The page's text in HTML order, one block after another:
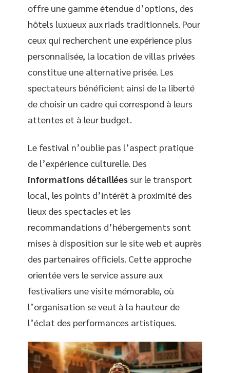
offre une gamme étendue d’options, des
hôtels luxueux aux riads traditionnels. Pour
ceux qui recherchent une expérience plus
personnalisée, la location de villas privées
constitue une alternative prisée. Les
spectateurs bénéficient ainsi de la liberté
de choisir un cadre qui correspond à leurs
attentes et à leur budget.
Le festival n’oublie pas l’aspect pratique
de l’expérience culturelle. Des
informations détaillées sur le transport
local, les points d’intérêt à proximité des
lieux des spectacles et les
recommandations d’hébergements sont
mises à disposition sur le site web et auprès
des partenaires officiels. Cette approche
orientée vers le service assure aux
festivaliers une visite mémorable, où
l’organisation se veut à la hauteur de
l’éclat des performances artistiques.